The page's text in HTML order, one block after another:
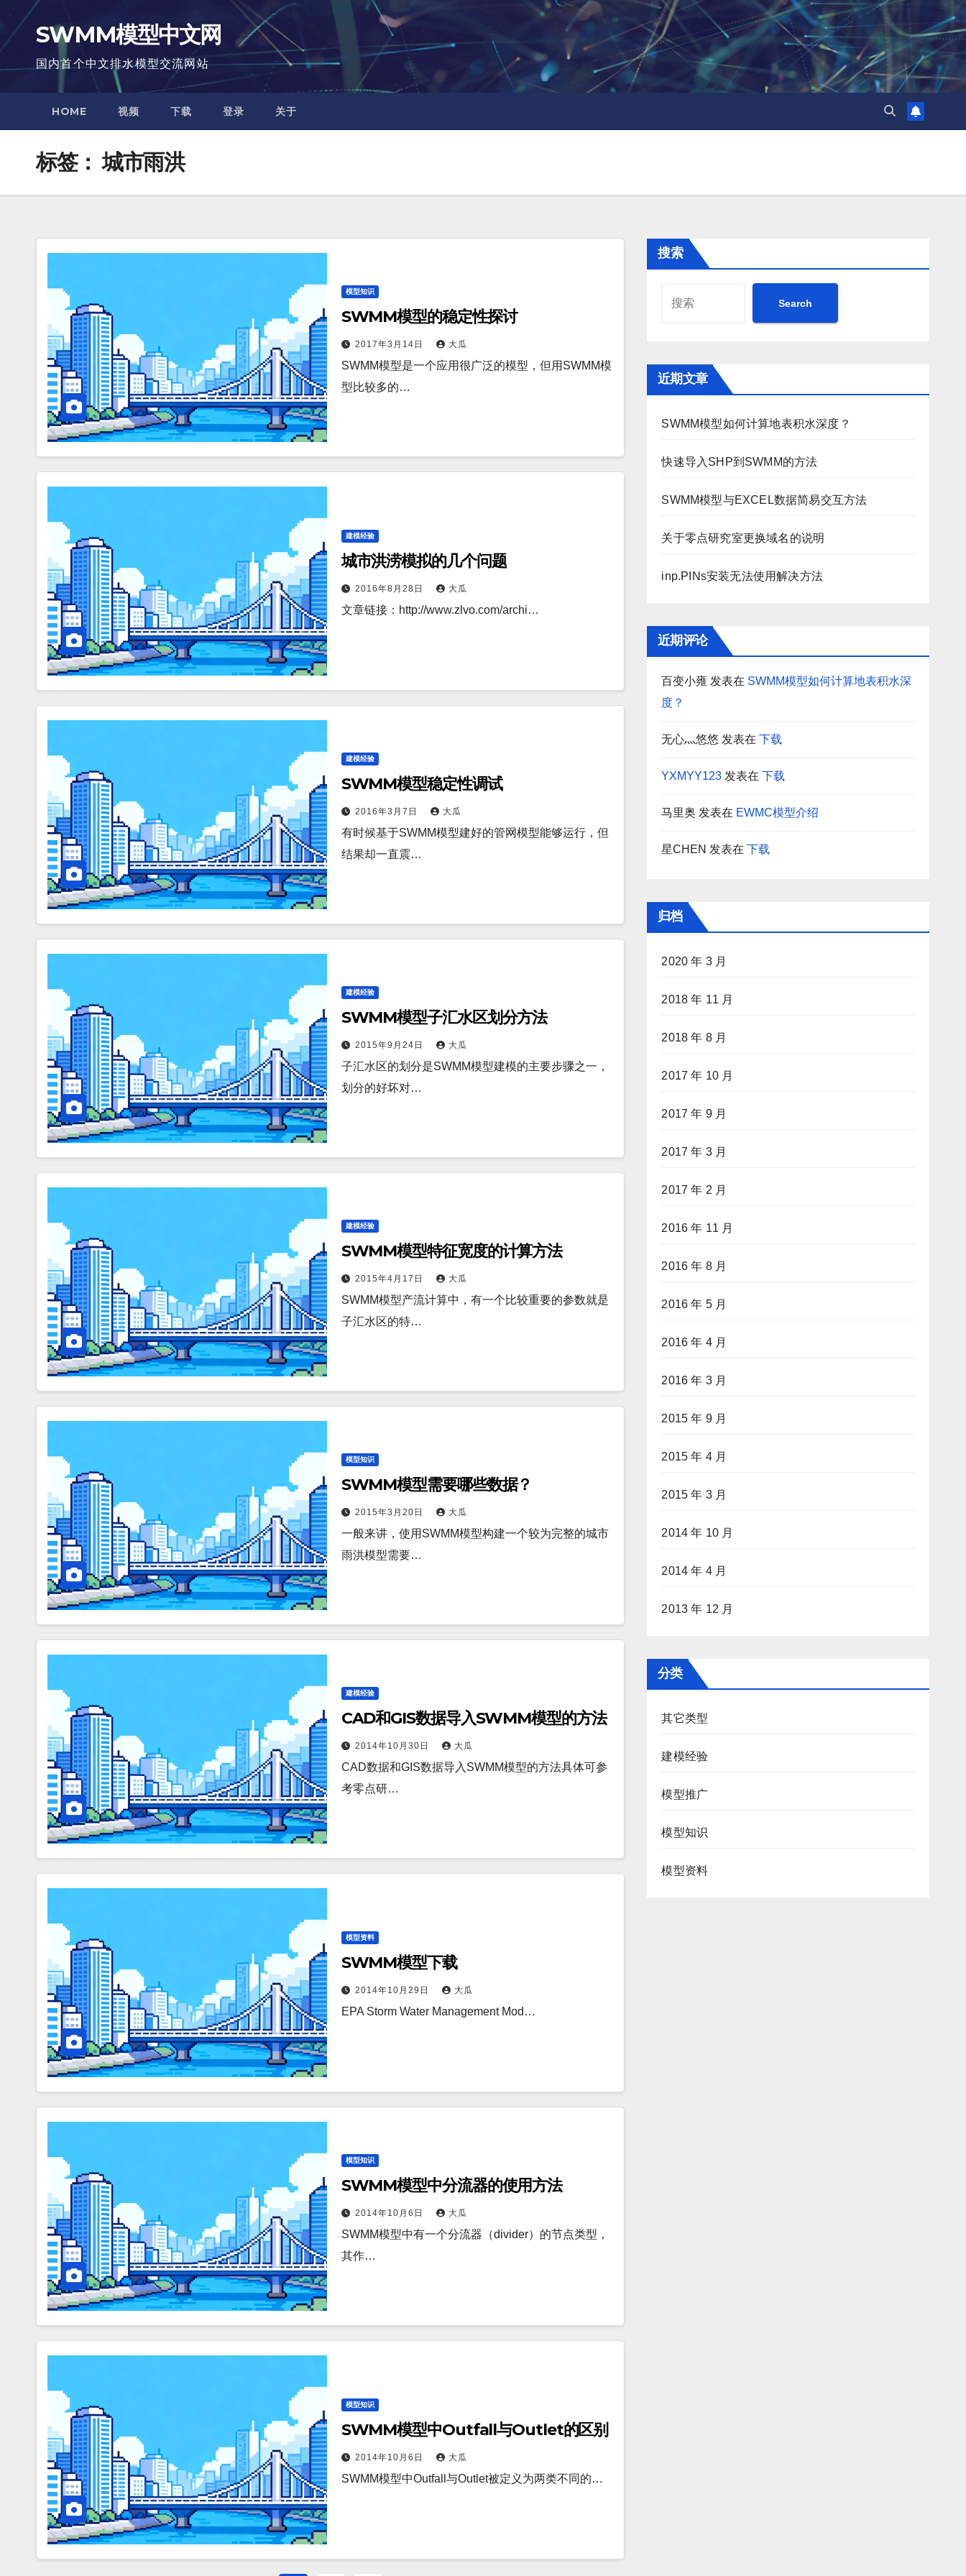
内
容
SWMM模型中文网
国内首个中文排水模型交流网站
HOME 视频 下载 登录 关于
标签：城市雨洪
模型知识
SWMM模型的稳定性探讨
2017年3月14日 大瓜
SWMM模型是一个应用很广泛的模型，但用SWMM模
型比较多的…
建模经验
城市洪涝模拟的几个问题
2016年8月28日 大瓜
文章链接：http://www.zlvo.com/archi…
建模经验
SWMM模型稳定性调试
2016年3月7日 大瓜
有时候基于SWMM模型建好的管网模型能够运行，但
结果却一直震…
建模经验
SWMM模型子汇水区划分方法
2015年9月24日 大瓜
子汇水区的划分是SWMM模型建模的主要步骤之一，
划分的好坏对…
建模经验
SWMM模型特征宽度的计算方法
2015年4月17日 大瓜
SWMM模型产流计算中，有一个比较重要的参数就是
子汇水区的特…
模型知识
SWMM模型需要哪些数据？
2015年3月20日 大瓜
一般来讲，使用SWMM模型构建一个较为完整的城市
雨洪模型需要…
建模经验
CAD和GIS数据导入SWMM模型的方法
2014年10月30日 大瓜
CAD数据和GIS数据导入SWMM模型的方法具体可参
考零点研…
模型资料
SWMM模型下载
2014年10月29日 大瓜
EPA Storm Water Management Mod…
模型知识
SWMM模型中分流器的使用方法
2014年10月6日 大瓜
SWMM模型中有一个分流器（divider）的节点类型，
其作…
模型知识
SWMM模型中Outfall与Outlet的区别
2014年10月6日 大瓜
SWMM模型中Outfall与Outlet被定义为两类不同的…
搜索
Search
近期文章
SWMM模型如何计算地表积水深度？
快速导入SHP到SWMM的方法
SWMM模型与EXCEL数据简易交互方法
关于零点研究室更换域名的说明
inp.PINs安装无法使用解决方法
近期评论
百变小雍 发表在 SWMM模型如何计算地表积水深
度？
无心灬悠悠 发表在下载
YXMYY123 发表在下载
马里奥 发表在 EWMC模型介绍
星CHEN 发表在下载
归档
2020 年 3 月
2018 年 11 月
2018 年 8 月
2017 年 10 月
2017 年 9 月
2017 年 3 月
2017 年 2 月
2016 年 11 月
2016 年 8 月
2016 年 5 月
2016 年 4 月
2016 年 3 月
2015 年 9 月
2015 年 4 月
2015 年 3 月
2014 年 10 月
2014 年 4 月
2013 年 12 月
分类
其它类型
建模经验
模型推广
模型知识
模型资料